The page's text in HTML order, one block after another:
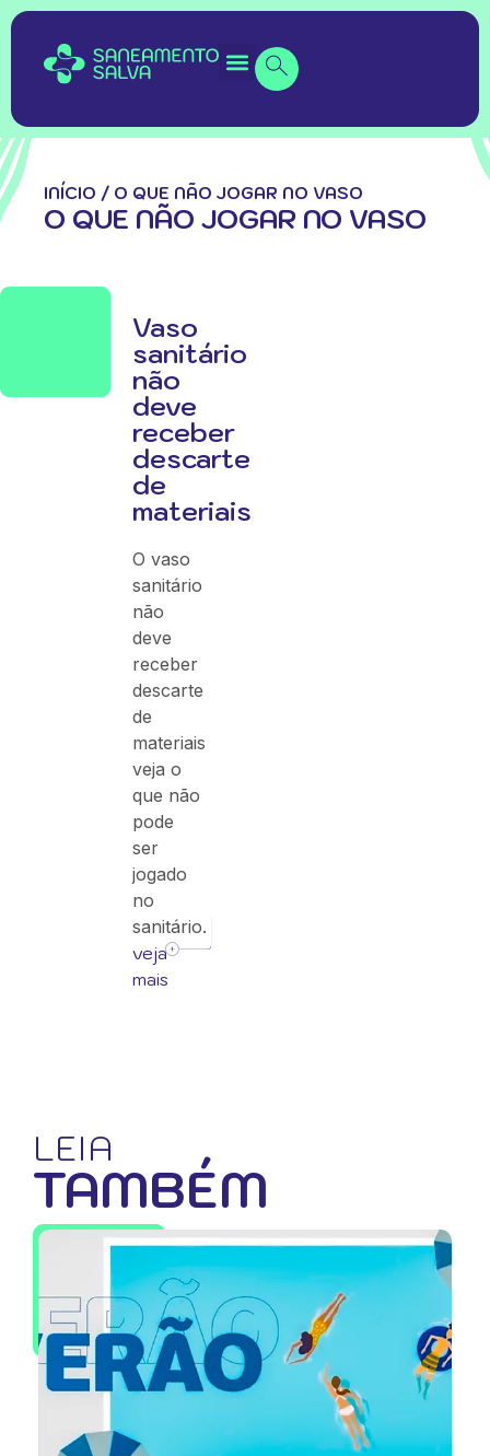
INÍCIO / O QUE NÃO JOGAR NO VASO
O QUE NÃO JOGAR NO VASO
Vaso
sanitário
não
deve
receber
descarte
de
materiais
O vaso
sanitário
não
deve
receber
descarte
de
materiais
veja o
que não
pode
ser
jogado
no
sanitário.
veja
mais
LEIA
TAMBÉM